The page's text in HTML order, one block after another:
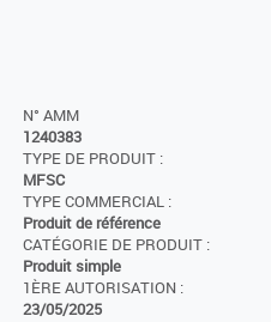
N° AMM
1240383
TYPE DE PRODUIT :
MFSC
TYPE COMMERCIAL :
Produit de référence
CATÉGORIE DE PRODUIT :
Produit simple
1ÈRE AUTORISATION :
23/05/2025